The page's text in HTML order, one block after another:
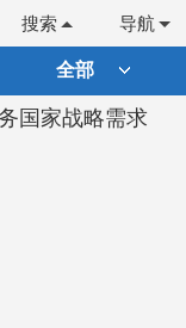
导航
搜索
全部
国家战略需求